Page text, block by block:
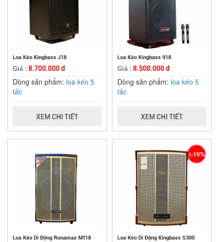
Loa Kéo Kingbass J18
Giá : 8.700.000 đ
Dòng sản phẩm: loa kéo 5
tấc
XEM CHI TIẾT
Loa Kéo Kingbass 918
Giá : 8.500.000 đ
Dòng sản phẩm: loa kéo 5
tấc
XEM CHI TIẾT
Loa Kéo Di Động Ronamax Mf18 Loa Kéo Di Động Kingbass S300
(-10%)